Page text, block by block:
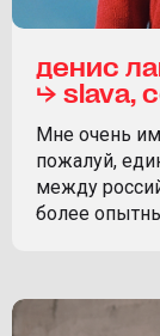
денис
⮡ slava,
Мне очень
пожалуй,
между
более